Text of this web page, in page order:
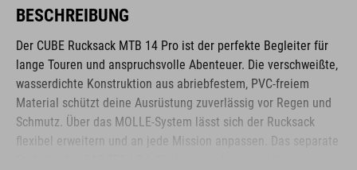
BESCHREIBUNG
Der CUBE Rucksack MTB 14 Pro ist der perfekte Begleiter für
lange Touren und anspruchsvolle Abenteuer. Die verschweißte,
wasserdichte Konstruktion aus abriebfestem, PVC-freiem
Material schützt deine Ausrüstung zuverlässig vor Regen und
Schmutz. Über das MOLLE-System lässt sich der Rucksack
flexibel erweitern und an jede Mission anpassen. Das separate